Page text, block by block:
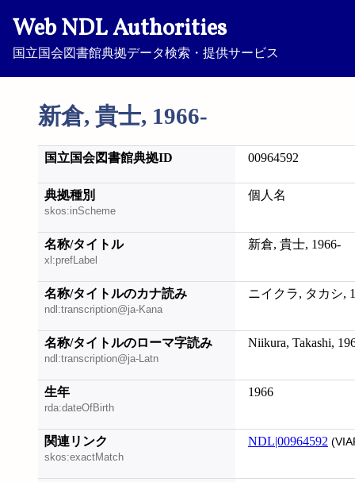
Web NDL Authorities
国立国会図書館典拠データ検索・提供サービス
新倉, 貴士, 1966-
国立国会図書館典拠ID 00964592
典拠種別
skos:inScheme
個人名
名称/タイトル
xl:prefLabel
新倉, 貴士, 1966-
名称/タイトルのカナ読み
ndl:transcription@ja-Kana
ニイクラ, タカシ,
名称/タイトルのローマ字読み
ndl:transcription@ja-Latn
Niikura, Takashi,
生年
rda:dateOfBirth
1966
関連リンク
skos:exactMatch
NDL|00964592